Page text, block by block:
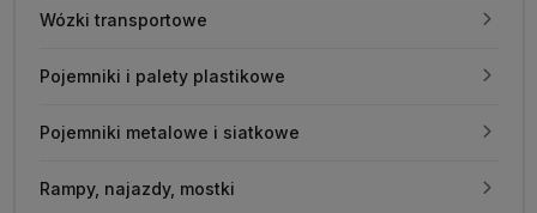
Wózki transportowe
Pojemniki i palety plastikowe
Pojemniki metalowe i siatkowe
Rampy, najazdy, mostki